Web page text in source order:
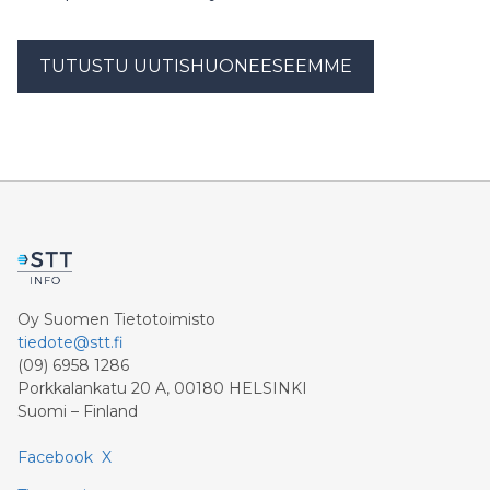
TUTUSTU UUTISHUONEESEEMME
Oy Suomen Tietotoimisto
tiedote@stt.fi
(09) 6958 1286
Porkkalankatu 20 A, 00180 HELSINKI
Suomi – Finland
Facebook X